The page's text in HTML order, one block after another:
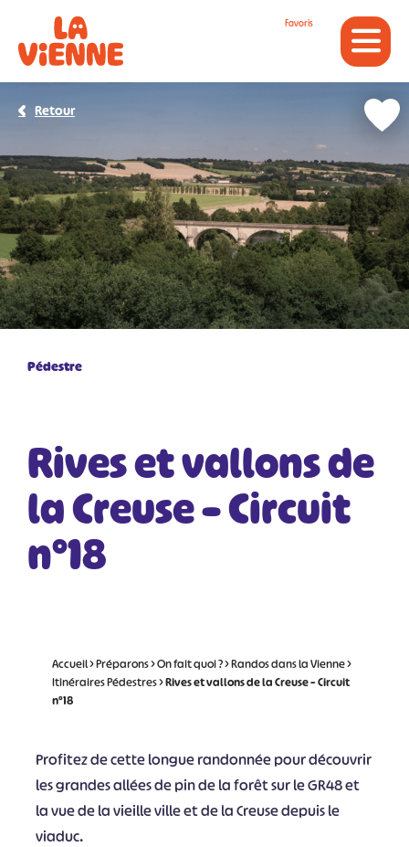
Favoris
Pédestre
Rives et vallons de
la Creuse – Circuit
n°18
Retour
Accueil>Préparons>On fait quoi ?>Randos dans la Vienne>
Itinéraires Pédestres>Rives et vallons de la Creuse – Circuit
n°18
Profitez de cette longue randonnée pour découvrir
les grandes allées de pin de la forêt sur le GR48 et
la vue de la vieille ville et de la Creuse depuis le
viaduc.